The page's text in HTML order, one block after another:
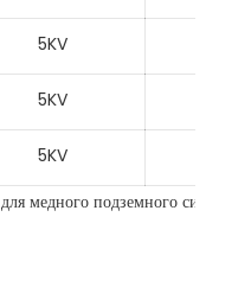
5KV
5KV
5KV